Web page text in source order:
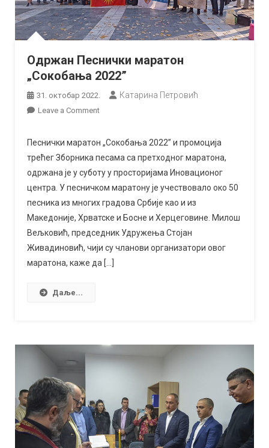
Одржан Песнички маратон
„Сокобања 2022”
31. октобар 2022. Катарина Петровић
Leave a Commenton
Песнички
2022”
Песнички маратон „Сокобања 2022” и промоција
трећег Зборника песама са претходног маратона,
одржана је у суботу у просторијама Иновационог
центра. У песничком маратону је учествовало око 50
песника из многих градова Србије као и из
Македоније, Хрватске и Босне и Херцеговине. Милош
Вељковић, председник Удружења Стојан
Живадиновић, чији су чланови организатори овог
маратона, каже да […]
Даље...